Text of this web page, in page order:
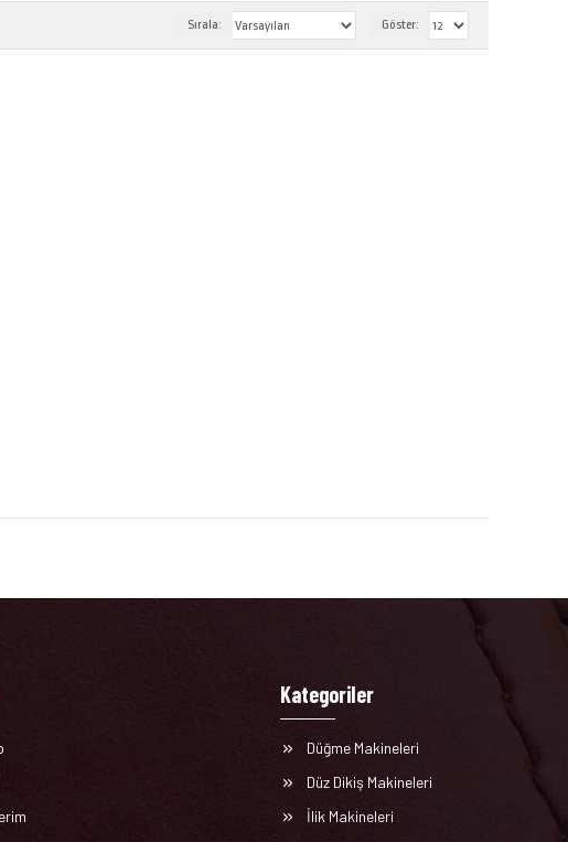
Sırala: Göster:
Kategoriler
Düğme Makineleri
Düz Dikiş Makineleri
İlik Makineleri